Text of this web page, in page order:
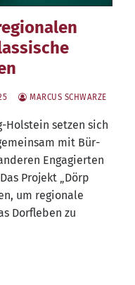
MARCUS SCHWARZE
Hol­stein set­zen sich
mit Bür­
Enga­gier­ten
Pro­jekt „Dörp
um regio­na­le
Dorf­le­ben zu